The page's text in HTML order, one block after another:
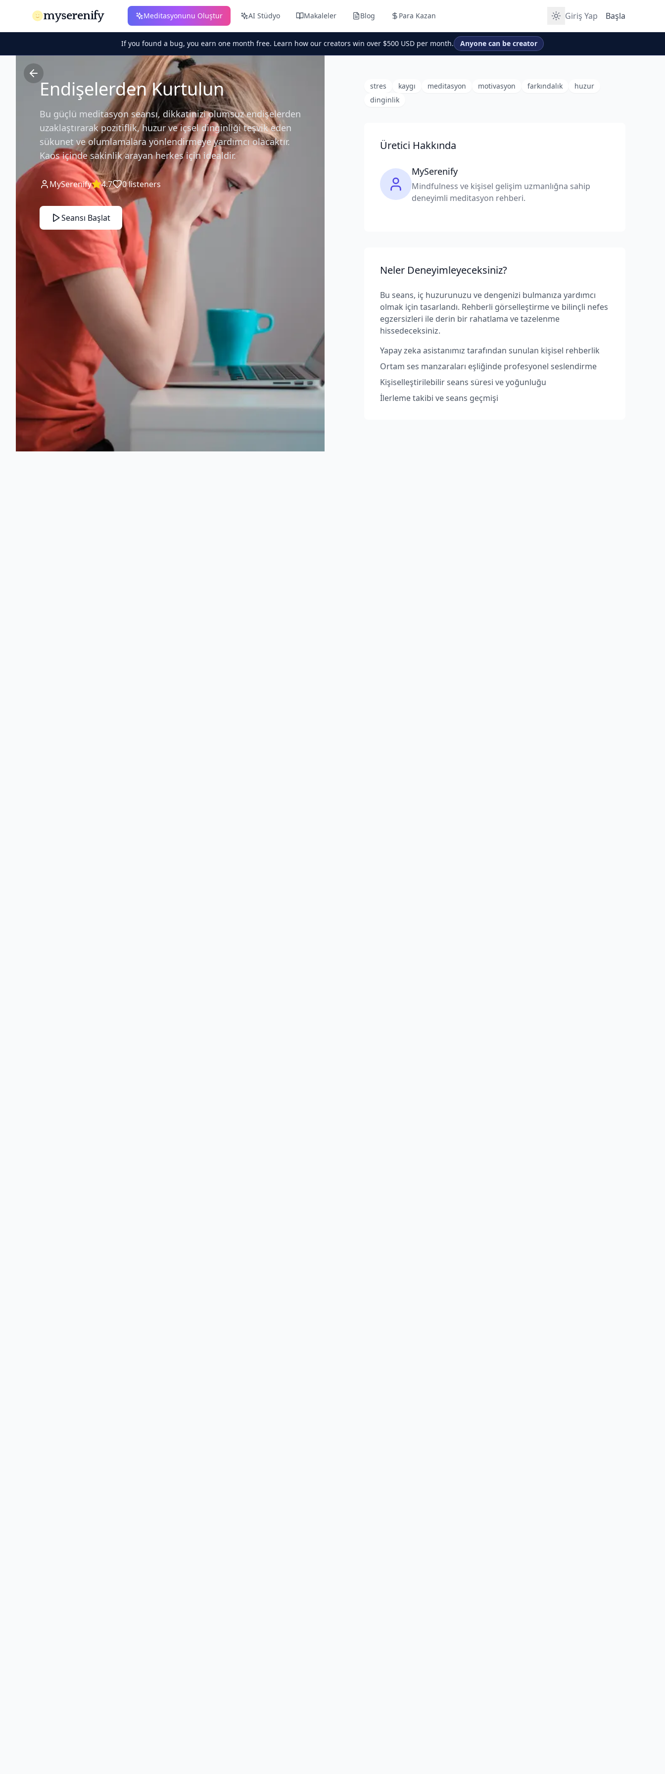
myserenify Meditasyonunu Oluştur AI Stüdyo Makaleler Blog Para Kazan Giriş Yap Başla
If you found a bug, you earn one month free. Learn how our creators win over $500 USD per month. Anyone can be creator
Endişelerden Kurtulun
Bu güçlü meditasyon seansı, dikkatinizi olumsuz endişelerden
uzaklaştırarak pozitiflik, huzur ve içsel dinginliği teşvik eden
sükunet ve olumlamalara yönlendirmeye yardımcı olacaktır.
Kaos içinde sakinlik arayan herkes için idealdir.
MySerenify 4.7 0listeners
Seansı Başlat
stres kaygı meditasyon motivasyon farkındalık
huzur
dinginlik
Üretici Hakkında
MySerenify
Mindfulness ve kişisel gelişim uzmanlığna sahip
deneyimli meditasyon rehberi.
Neler Deneyimleyeceksiniz?
Bu seans, iç huzurunuzu ve dengenizi bulmanıza yardımcı
olmak için tasarlandı. Rehberli görselleştirme ve bilinçli nefes
egzersizleri ile derin bir rahatlama ve tazelenme
hissedeceksiniz.
Yapay zeka asistanımız tarafından sunulan kişisel rehberlik
Ortam ses manzaraları eşliğinde profesyonel seslendirme
Kişiselleştirilebilir seans süresi ve yoğunluğu
İlerleme takibi ve seans geçmişi